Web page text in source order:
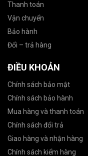
Thanh toán
Vận chuyển
Bảo hành
Đổi – trả hàng
ĐIỀU KHOẢN
Chính sách bảo mật
Chính sách bảo hành
Mua hàng và thanh toán
Chính sách đổi trả
Giao hàng và nhận hàng
Chính sách kiểm hàng